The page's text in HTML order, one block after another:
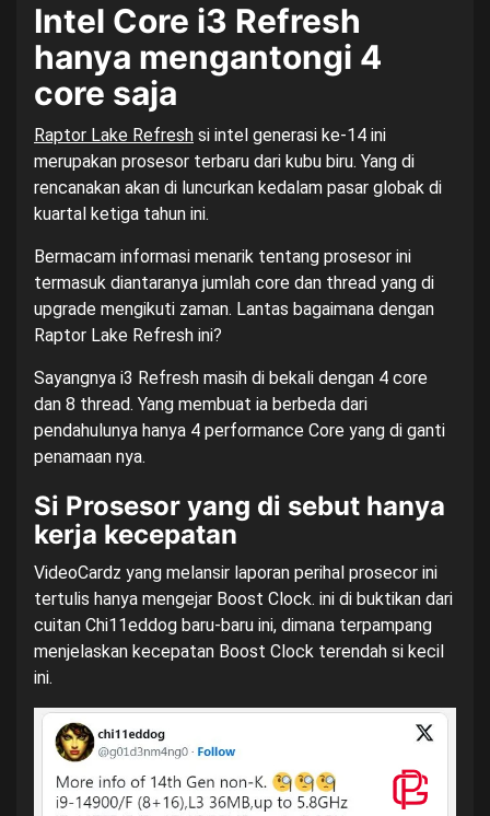
Intel Core i3 Refresh
hanya mengantongi 4
core saja
Raptor Lake Refresh si intel generasi ke-14 ini
merupakan prosesor terbaru dari kubu biru. Yang di
rencanakan akan di luncurkan kedalam pasar globak di
kuartal ketiga tahun ini.
Bermacam informasi menarik tentang prosesor ini
termasuk diantaranya jumlah core dan thread yang di
upgrade mengikuti zaman. Lantas bagaimana dengan
Raptor Lake Refresh ini?
Sayangnya i3 Refresh masih di bekali dengan 4 core
dan 8 thread. Yang membuat ia berbeda dari
pendahulunya hanya 4 performance Core yang di ganti
penamaan nya.
Si Prosesor yang di sebut hanya
kerja kecepatan
VideoCardz yang melansir laporan perihal prosecor ini
tertulis hanya mengejar Boost Clock. ini di buktikan dari
cuitan Chi11eddog baru-baru ini, dimana terpampang
menjelaskan kecepatan Boost Clock terendah si kecil
ini.